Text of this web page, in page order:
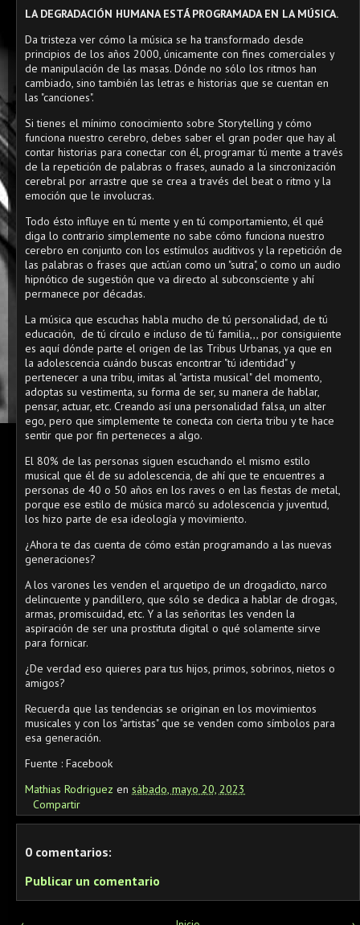
LA DEGRADACIÓN HUMANA ESTÁ PROGRAMADA EN LA MÚSICA.
Da tristeza ver cómo la música se ha transformado desde
principios de los años 2000, únicamente con fines comerciales y
de manipulación de las masas. Dónde no sólo los ritmos han
cambiado, sino también las letras e historias que se cuentan en
las "canciones".
Si tienes el mínimo conocimiento sobre Storytelling y cómo
funciona nuestro cerebro, debes saber el gran poder que hay al
contar historias para conectar con él, programar tú mente a través
de la repetición de palabras o frases, aunado a la sincronización
cerebral por arrastre que se crea a través del beat o ritmo y la
emoción que le involucras.
Todo ésto influye en tú mente y en tú comportamiento, él qué
diga lo contrario simplemente no sabe cómo funciona nuestro
cerebro en conjunto con los estímulos auditivos y la repetición de
las palabras o frases que actúan como un "sutra", o como un audio
hipnótico de sugestión que va directo al subconsciente y ahí
permanece por décadas.
La música que escuchas habla mucho de tú personalidad, de tú
educación, de tú círculo e incluso de tú familia,,, por consiguiente
es aquí dónde parte el origen de las Tribus Urbanas, ya que en
la adolescencia cuándo buscas encontrar "tú identidad" y
pertenecer a una tribu, imitas al "artista musical" del momento,
adoptas su vestimenta, su forma de ser, su manera de hablar,
pensar, actuar, etc. Creando así una personalidad falsa, un alter
ego, pero que simplemente te conecta con cierta tribu y te hace
sentir que por fin perteneces a algo.
El 80% de las personas siguen escuchando el mismo estilo
musical que él de su adolescencia, de ahí que te encuentres a
personas de 40 o 50 años en los raves o en las fiestas de metal,
porque ese estilo de música marcó su adolescencia y juventud,
los hizo parte de esa ideología y movimiento.
¿Ahora te das cuenta de cómo están programando a las nuevas
generaciones?
A los varones les venden el arquetipo de un drogadicto, narco
delincuente y pandillero, que sólo se dedica a hablar de drogas,
armas, promiscuidad, etc. Y a las señoritas les venden la
aspiración de ser una prostituta digital o qué solamente sirve
para fornicar.
¿De verdad eso quieres para tus hijos, primos, sobrinos, nietos o
amigos?
Recuerda que las tendencias se originan en los movimientos
musicales y con los "artistas" que se venden como símbolos para
esa generación.
Fuente : Facebook
Mathias Rodriguez en sábado, mayo 20, 2023
Compartir
0 comentarios:
Publicar un comentario